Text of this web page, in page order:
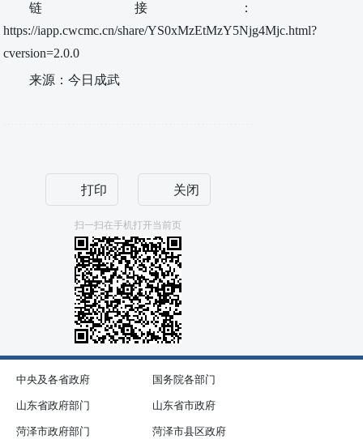
链接：
https://iapp.cwcmc.cn/share/YS0xMzEtMzY5Njg4Mjc.html?
cversion=2.0.0
来源：今日成武
打印 关闭
扫一扫在手机打开当前页
中央及各省政府 国务院各部门
山东省政府部门 山东省市政府
菏泽市政府部门 菏泽市县区政府